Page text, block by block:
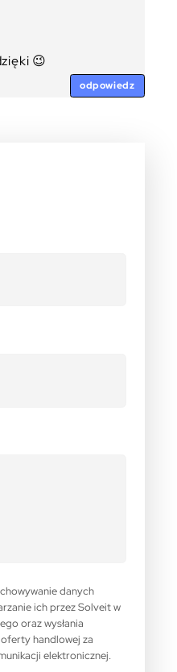
😉
odpowiedz
danych
ich przez Solveit w
oraz wysłania
handlowej za
elektronicznej.